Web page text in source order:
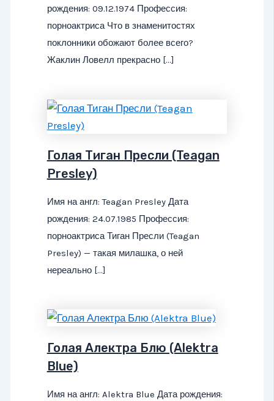
рождения: 09.12.1974 Профессия:
порноактриса Что в знаменитостях
поклонники обожают более всего?
Жаклин Ловелл прекрасно […]
Голая Тиган Пресли (Teagan
Presley)
Имя на англ: Teagan Presley Дата
рождения: 24.07.1985 Профессия:
порноактриса Тиган Пресли (Teagan
Presley) — такая милашка, о ней
нереально […]
Голая Алектра Блю (Alektra
Blue)
Имя на англ: Alektra Blue Дата рождения: